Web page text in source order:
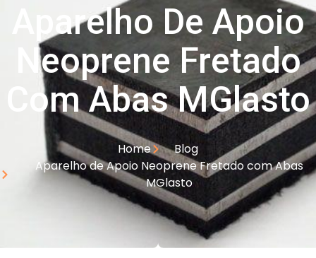
Aparelho De Apoio
Neoprene Fretado
Com Abas MGlasto
Home
Blog
Aparelho de Apoio Neoprene Fretado com Abas
MGlasto